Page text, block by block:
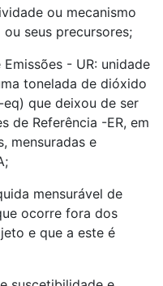
ou mecanismo
seus precursores;
- UR: unidade
tonelada de dióxido
que deixou de ser
de Referência -ER, em
mensuradas e
mensurável de
ocorre fora dos
e que a este é